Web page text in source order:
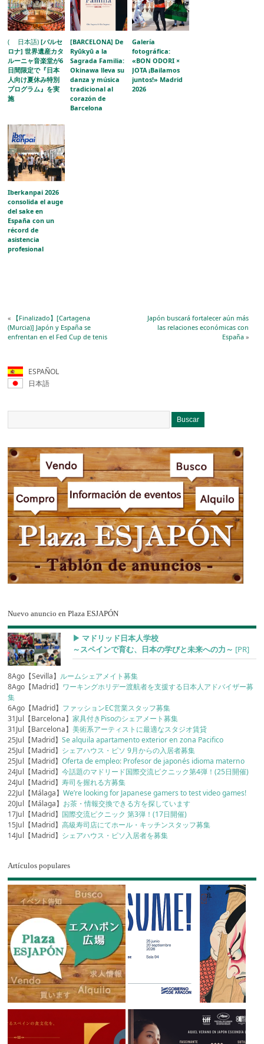
( 日本語)[バルセ
ロナ] 世界遺産カタ
ルーニャ音楽堂が6
日間限定で『日本
人向け夏休み特別
プログラム』を実
施
[BARCELONA] De
Ryūkyū a la
Sagrada Familia:
Okinawa lleva su
danza y música
tradicional al
corazón de
Barcelona
Galería
fotográfica:
«BON ODORI ×
JOTA ¡Bailamos
juntos!» Madrid
2026
Iberkanpai 2026
consolida el auge
del sake en
España con un
récord de
asistencia
profesional
« 【Finalizado】[Cartagena
(Murcia)] Japón y España se
enfrentan en el Fed Cup de tenis
Japón buscará fortalecer aún más
las relaciones económicas con
España»
ESPAÑOL
日本語
Nuevo anuncio en Plaza ESJAPÓN
▶︎ マドリッド日本人学校
～スペインで育む、日本の学びと未来への力～ [PR]
8Ago【Sevilla】 ルームシェアメイト募集
8Ago【Madrid】 ワーキングホリデー渡航者を支援する日本人アドバイザー募
集
6Ago【Madrid】 ファッションEC営業スタッフ募集
31Jul【Barcelona】家具付きPisoのシェアメート募集
31Jul【Barcelona】美術系アーティストに最適なスタジオ賃貸
25Jul【Madrid】Se alquila apartamento exterior en zona Pacifico
25Jul【Madrid】 シェアハウス・ピソ 9月からの入居者募集
25Jul【Madrid】Oferta de empleo: Profesor de japonés idioma materno
24Jul【Madrid】今話題のマドリード国際交流ピクニック第4弾！(25日開催)
24Jul【Madrid】寿司を握れる方募集
22Jul【Málaga】We’re looking for Japanese gamers to test video games!
20Jul【Málaga】 お茶・情報交換できる方を探しています
17Jul【Madrid】 国際交流ピクニック 第3弾！(17日開催)
15Jul【Madrid】高級寿司店にてホール・キッチンスタッフ募集
14Jul【Madrid】 シェアハウス・ピソ入居者を募集
Artículos populares